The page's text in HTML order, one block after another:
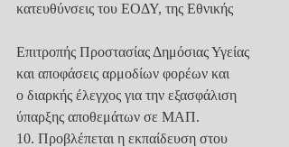
κατευθύνσεις του ΕΟΔΥ, της Εθνικής
Επιτροπής Προστασίας Δημόσιας Υγείας
και αποφάσεις αρμοδίων φορέων και
ο διαρκής έλεγχος για την εξασφάλιση
ύπαρξης αποθεμάτων σε ΜΑΠ.
10. Προβλέπεται η εκπαίδευση στου